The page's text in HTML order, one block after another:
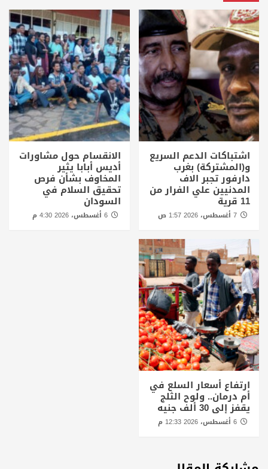
اشتباكات الدعم السريع
و(المشتركة) بغرب
دارفور تجبر الاف
المدنيين علي الفرار من
11 قرية
الانقسام حول مشاورات
أديس أبابا يثير
المخاوف بشأن فرص
تحقيق السلام في
السودان
6 أغسطس، 2026 4:30 م
ارتفاع أسعار السلع في
أم درمان.. ولوح الثلج
يقفز إلى 30 ألف جنيه